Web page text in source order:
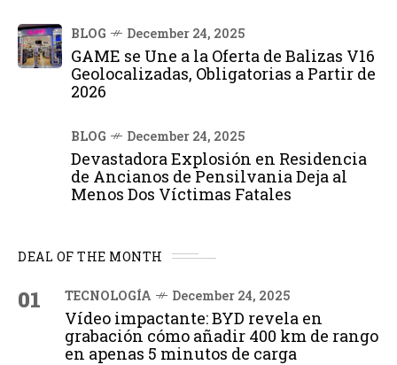
BLOG December 24, 2025
GAME se Une a la Oferta de Balizas V16
Geolocalizadas, Obligatorias a Partir de
2026
BLOG December 24, 2025
Devastadora Explosión en Residencia
de Ancianos de Pensilvania Deja al
Menos Dos Víctimas Fatales
DEAL OF THE MONTH
01 TECNOLOGÍA December 24, 2025
Vídeo impactante: BYD revela en
grabación cómo añadir 400 km de rango
en apenas 5 minutos de carga